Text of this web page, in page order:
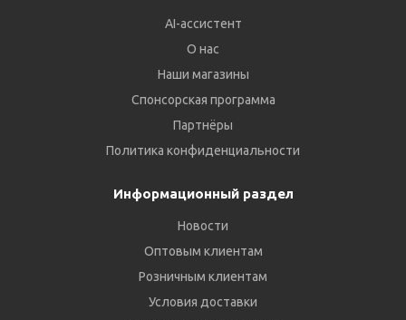
AI-ассистент
О нас
Наши магазины
Спонсорская программа
Партнёры
Политика конфиденциальности
Информационный раздел
Новости
Оптовым клиентам
Розничным клиентам
Условия доставки